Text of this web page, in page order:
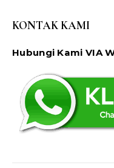
KONTAK KAMI
Hubungi Kami VIA